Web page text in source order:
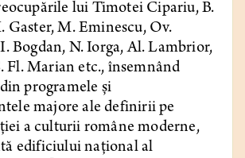
lui Timotei Cipariu, B.
Gaster, M. Eminescu, Ov.
Bogdan, N. Iorga, Al. Lambrior,
Fl. Marian etc., însemnând
programele şi
majore ale definirii pe
a culturii române moderne,
edificiului național al